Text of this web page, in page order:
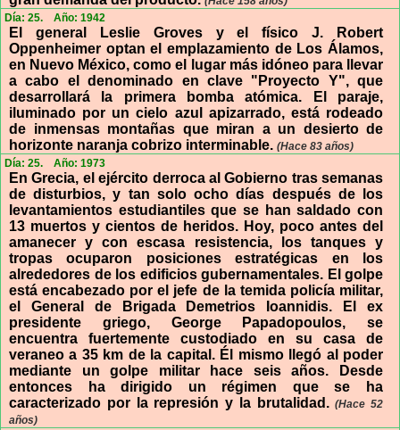
Día: 25.
Año: 1942
El general Leslie Groves y el físico J. Robert
Oppenheimer optan el emplazamiento de Los Álamos,
en Nuevo México, como el lugar más idóneo para llevar
a cabo el denominado en clave "Proyecto Y", que
desarrollará la primera bomba atómica. El paraje,
iluminado por un cielo azul apizarrado, está rodeado
de inmensas montañas que miran a un desierto de
horizonte naranja cobrizo interminable. (Hace 83 años)
Día: 25.
Año: 1973
En Grecia, el ejército derroca al Gobierno tras semanas
de disturbios, y tan solo ocho días después de los
levantamientos estudiantiles que se han saldado con
13 muertos y cientos de heridos. Hoy, poco antes del
amanecer y con escasa resistencia, los tanques y
tropas ocuparon posiciones estratégicas en los
alrededores de los edificios gubernamentales. El golpe
está encabezado por el jefe de la temida policía militar,
el General de Brigada Demetrios Ioannidis. El ex
presidente griego, George Papadopoulos, se
encuentra fuertemente custodiado en su casa de
veraneo a 35 km de la capital. Él mismo llegó al poder
mediante un golpe militar hace seis años. Desde
entonces ha dirigido un régimen que se ha
caracterizado por la represión y la brutalidad.(Hace 52
años)